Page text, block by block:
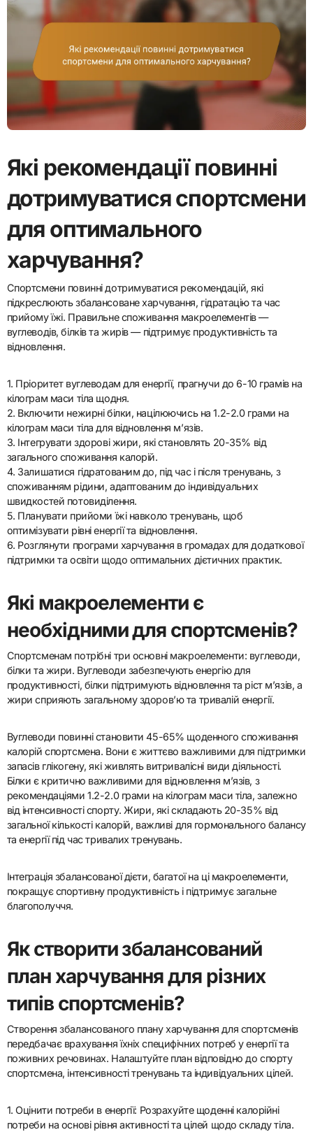
Які рекомендації повинні
дотримуватися спортсмени
для оптимального
харчування?
Спортсмени повинні дотримуватися рекомендацій, які
підкреслюють збалансоване харчування, гідратацію та час
прийому їжі. Правильне споживання макроелементів —
вуглеводів, білків та жирів — підтримує продуктивність та
відновлення.
1. Пріоритет вуглеводам для енергії, прагнучи до 6-10 грамів на
кілограм маси тіла щодня.
2. Включити нежирні білки, націлюючись на 1.2-2.0 грами на
кілограм маси тіла для відновлення м’язів.
3. Інтегрувати здорові жири, які становлять 20-35% від
загального споживання калорій.
4. Залишатися гідратованим до, під час і після тренувань, з
споживанням рідини, адаптованим до індивідуальних
швидкостей потовиділення.
5. Планувати прийоми їжі навколо тренувань, щоб
оптимізувати рівні енергії та відновлення.
6. Розглянути програми харчування в громадах для додаткової
підтримки та освіти щодо оптимальних дієтичних практик.
Які макроелементи є
необхідними для спортсменів?
Спортсменам потрібні три основні макроелементи: вуглеводи,
білки та жири. Вуглеводи забезпечують енергію для
продуктивності, білки підтримують відновлення та ріст м’язів, а
жири сприяють загальному здоров’ю та тривалій енергії.
Вуглеводи повинні становити 45-65% щоденного споживання
калорій спортсмена. Вони є життєво важливими для підтримки
запасів глікогену, які живлять витривалісні види діяльності.
Білки є критично важливими для відновлення м’язів, з
рекомендаціями 1.2-2.0 грами на кілограм маси тіла, залежно
від інтенсивності спорту. Жири, які складають 20-35% від
загальної кількості калорій, важливі для гормонального балансу
та енергії під час тривалих тренувань.
Інтеграція збалансованої дієти, багатої на ці макроелементи,
покращує спортивну продуктивність і підтримує загальне
благополуччя.
Як створити збалансований
план харчування для різних
типів спортсменів?
Створення збалансованого плану харчування для спортсменів
передбачає врахування їхніх специфічних потреб у енергії та
поживних речовинах. Налаштуйте план відповідно до спорту
спортсмена, інтенсивності тренувань та індивідуальних цілей.
1. Оцінити потреби в енергії: Розрахуйте щоденні калорійні
потреби на основі рівня активності та цілей щодо складу тіла.